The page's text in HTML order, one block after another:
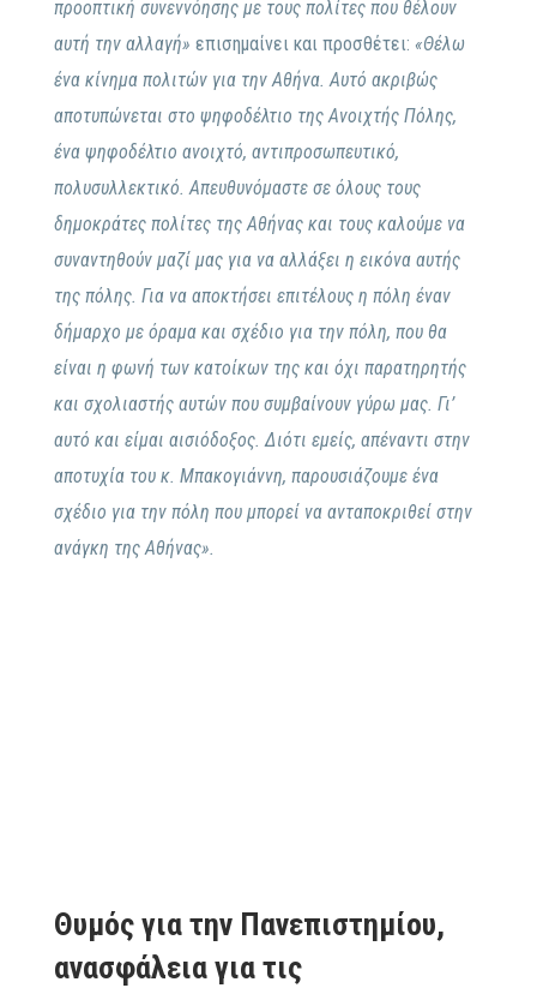
προοπτική συνεννόησης με τους πολίτες που θέλουν
αυτή την αλλαγή» επισημαίνει και προσθέτει: «Θέλω
ένα κίνημα πολιτών για την Αθήνα. Αυτό ακριβώς
αποτυπώνεται στο ψηφοδέλτιο της Ανοιχτής Πόλης,
ένα ψηφοδέλτιο ανοιχτό, αντιπροσωπευτικό,
πολυσυλλεκτικό. Απευθυνόμαστε σε όλους τους
δημοκράτες πολίτες της Αθήνας και τους καλούμε να
συναντηθούν μαζί μας για να αλλάξει η εικόνα αυτής
της πόλης. Για να αποκτήσει επιτέλους η πόλη έναν
δήμαρχο με όραμα και σχέδιο για την πόλη, που θα
είναι η φωνή των κατοίκων της και όχι παρατηρητής
και σχολιαστής αυτών που συμβαίνουν γύρω μας. Γι’
αυτό και είμαι αισιόδοξος. Διότι εμείς, απέναντι στην
αποτυχία του κ. Μπακογιάννη, παρουσιάζουμε ένα
σχέδιο για την πόλη που μπορεί να ανταποκριθεί στην
ανάγκη της Αθήνας».
Θυμός για την Πανεπιστημίου,
ανασφάλεια για τις